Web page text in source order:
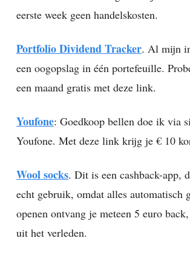
eerste week geen handelskosten.
Portfolio Dividend Tracker. Al mijn
een oogopslag in één portefeuille.
een maand gratis met deze link.
Youfone: Goedkoop bellen doe ik via
Youfone. Met deze link krijg je € 10
Wool socks. Dit is een cashback-app,
echt gebruik, omdat alles automatisch
openen ontvang je meteen 5 euro
uit het verleden.